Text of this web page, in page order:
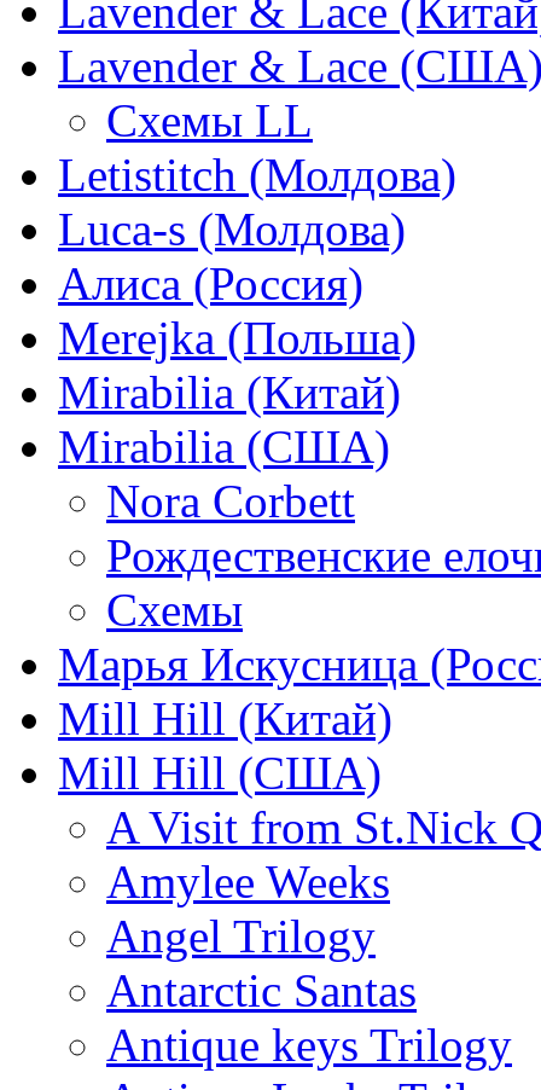
Lavender & Lace
Lavender & Lace
Схемы LL
Letistitch (Молдова)
Luca-s (Молдова)
Алиса (Россия)
Merejka (Польша)
Mirabilia (Китай)
Mirabilia (США)
Nora Corbett
Рождественские
Схемы
Марья Искусница
Mill Hill (Китай)
Mill Hill (США)
A Visit from St.Nick
Amylee Weeks
Angel Trilogy
Antarctic Santas
Antique keys Trilogy